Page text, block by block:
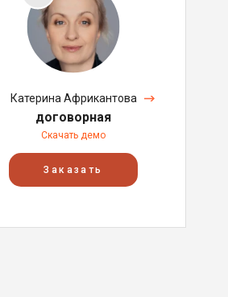
Катерина Африкантова
договорная
Скачать демо
Заказать